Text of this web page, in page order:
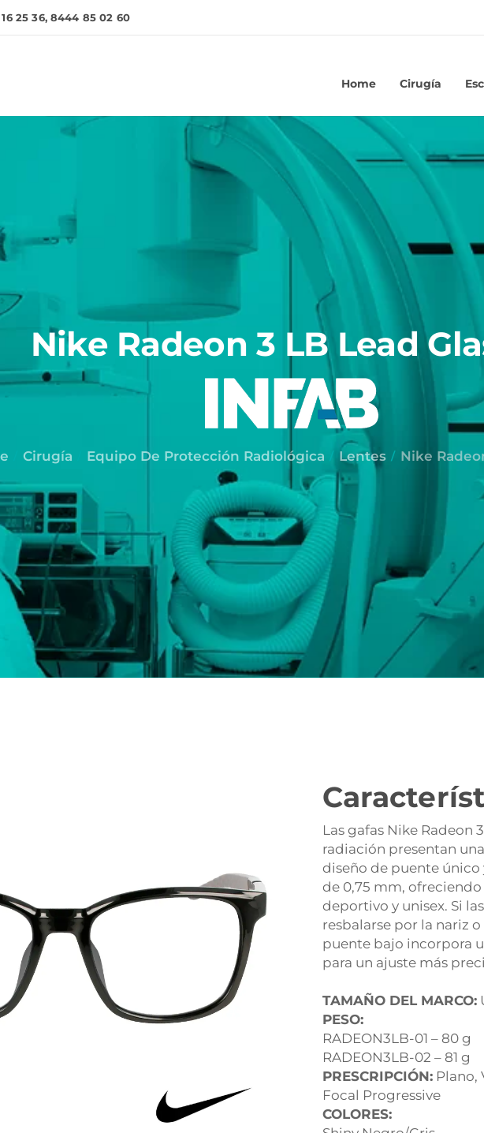
25 36, 8444 85 02 60
Home Cirugía
Nike Radeon 3 LB Lead
Cirugía Equipo De Protección Radiológica Lentes Nike
Las gafas Nike Radeon
radiación presentan
diseño de puente
de 0,75 mm,
deportivo y unisex. Si
resbalarse por la nariz
puente bajo incorpora
para un ajuste más
TAMAÑO DEL MARCO:
PESO:
RADEON3LB-01 – 80 g
RADEON3LB-02 – 81 g
PRESCRIPCIÓN:Plano,
Focal Progressive
COLORES: